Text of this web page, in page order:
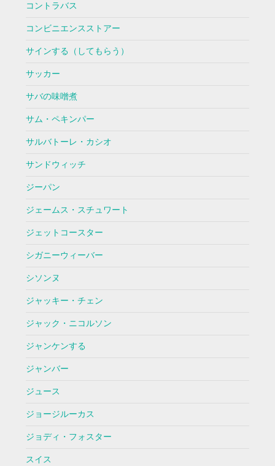
コントラバス
コンビニエンスストアー
サインする（してもらう）
サッカー
サバの味噌煮
サム・ペキンパー
サルバトーレ・カシオ
サンドウィッチ
ジーパン
ジェームス・スチュワート
ジェットコースター
シガニーウィーバー
シソンヌ
ジャッキー・チェン
ジャック・ニコルソン
ジャンケンする
ジャンバー
ジュース
ジョージルーカス
ジョディ・フォスター
スイス